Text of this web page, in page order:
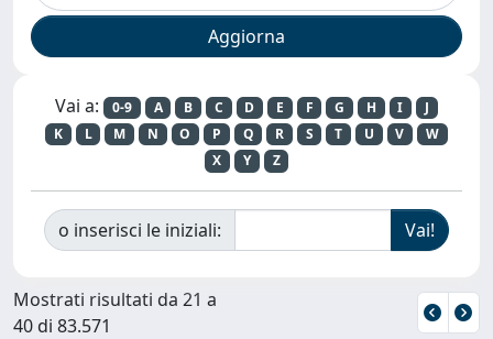
Vai a: 0-9 A B C D E F G H I
J
K
L M N O P Q R S T U V
W
X
Y Z
o inserisci le iniziali:
Mostrati risultati da 21 a
40 di 83.571